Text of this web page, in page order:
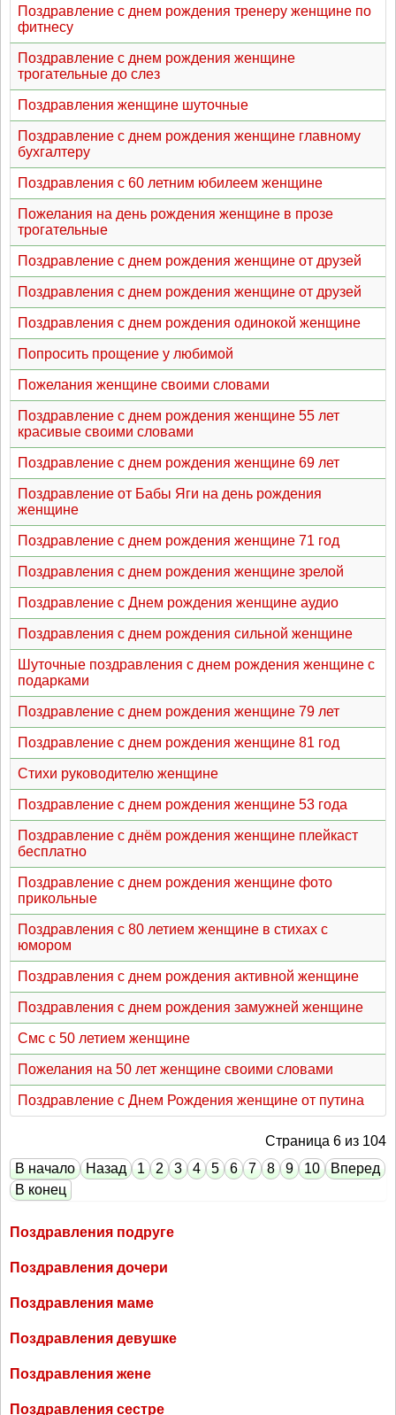
Поздравление с днем рождения тренеру женщине по
фитнесу
Поздравление с днем рождения женщине
трогательные до слез
Поздравления женщине шуточные
Поздравление с днем рождения женщине главному
бухгалтеру
Поздравления с 60 летним юбилеем женщине
Пожелания на день рождения женщине в прозе
трогательные
Поздравление с днем рождения женщине от друзей
Поздравления с днем рождения женщине от друзей
Поздравления с днем рождения одинокой женщине
Попросить прощение у любимой
Пожелания женщине своими словами
Поздравление с днем рождения женщине 55 лет
красивые своими словами
Поздравление с днем рождения женщине 69 лет
Поздравление от Бабы Яги на день рождения
женщине
Поздравление с днем рождения женщине 71 год
Поздравления с днем рождения женщине зрелой
Поздравление с Днем рождения женщине аудио
Поздравления с днем рождения сильной женщине
Шуточные поздравления с днем рождения женщине с
подарками
Поздравление с днем рождения женщине 79 лет
Поздравление с днем рождения женщине 81 год
Стихи руководителю женщине
Поздравление с днем рождения женщине 53 года
Поздравление с днём рождения женщине плейкаст
бесплатно
Поздравление с днем рождения женщине фото
прикольные
Поздравления с 80 летием женщине в стихах с
юмором
Поздравления с днем рождения активной женщине
Поздравления с днем рождения замужней женщине
Смс с 50 летием женщине
Пожелания на 50 лет женщине своими словами
Поздравление с Днем Рождения женщине от путина
Страница 6 из 104
В начало
Назад 1 2 3 4 5 6 7 8 9 10
Вперед
В конец
Поздравления подруге
Поздравления дочери
Поздравления маме
Поздравления девушке
Поздравления жене
Поздравления сестре